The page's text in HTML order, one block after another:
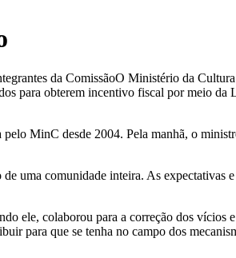
da ComissãoO Ministério da Cultura
para obterem incentivo fiscal por meio
MinC desde 2004. Pela manhã, o
uma comunidade inteira. As expectativas
ele, colaborou para a correção dos vícios
para que se tenha no campo dos